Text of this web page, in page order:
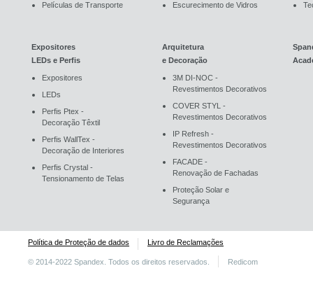
Películas de Transporte
Escurecimento de Vidros
Expositores
LEDs e Perfis
Expositores
LEDs
Perfis Ptex -
Decoração Têxtil
Perfis WallTex -
Decoração de Interiores
Perfis Crystal -
Tensionamento de Telas
Arquitetura
e Decoração
3M DI-NOC -
Revestimentos Decorativos
COVER STYL -
Revestimentos Decorativos
IP Refresh -
Revestimentos Decorativos
FACADE -
Renovação de Fachadas
Proteção Solar e
Segurança
Política de Proteção de dados Livro de Reclamações
© 2014-2022 Spandex. Todos os direitos reservados. Redicom